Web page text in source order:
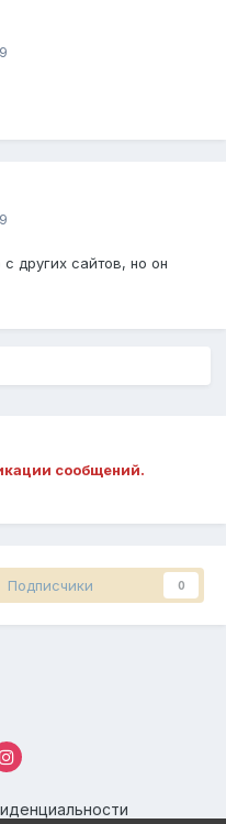
других сайтов, но он
сообщений.
Подписчики 0